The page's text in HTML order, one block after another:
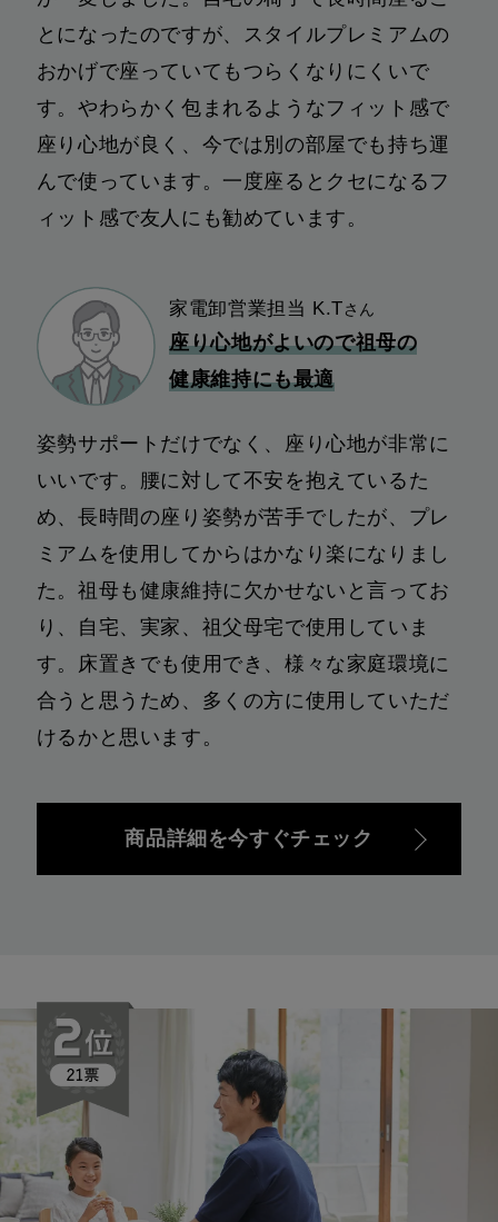
とになったのですが、スタイルプレミアムの
おかげで座っていてもつらくなりにくいで
す。やわらかく包まれるようなフィット感で
座り心地が良く、今では別の部屋でも持ち運
んで使っています。一度座るとクセになるフ
ィット感で友人にも勧めています。
家電卸営業担当 K.Tさん
座り心地がよいので祖母の
健康維持にも最適
姿勢サポートだけでなく、座り心地が非常に
いいです。腰に対して不安を抱えているた
め、長時間の座り姿勢が苦手でしたが、プレ
ミアムを使用してからはかなり楽になりまし
た。祖母も健康維持に欠かせないと言ってお
り、自宅、実家、祖父母宅で使用していま
す。床置きでも使用でき、様々な家庭環境に
合うと思うため、多くの方に使用していただ
けるかと思います。
商品詳細を今すぐチェック